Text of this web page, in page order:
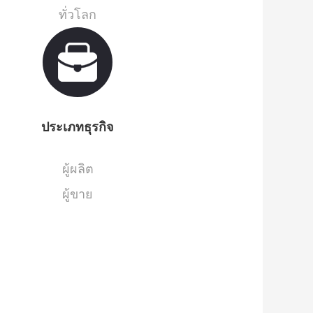
ทั่วโลก
ประเภทธุรกิจ
ผู้ผลิต
ผู้ขาย